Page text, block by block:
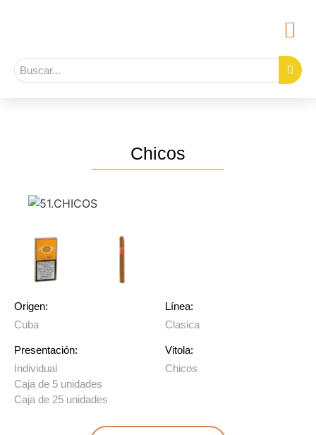
Chicos
Origen:
Cuba
Presentación:
Individual
Caja de 5 unidades
Caja de 25 unidades
Línea:
Clasica
Vitola:
Chicos